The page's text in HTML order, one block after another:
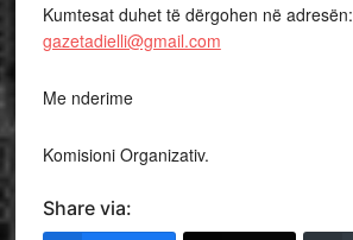
Kumtesat duhet të dërgohen në adresën:
gazetadielli@gmail.com
Me nderime
Komisioni Organizativ.
Share via: